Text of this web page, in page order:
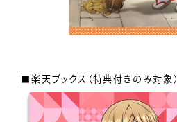
■楽天ブックス（特典付きのみ対象）